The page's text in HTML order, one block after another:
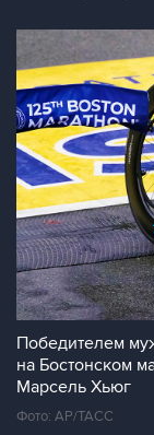
Победителем
на Бостонском
Марсель Хьюг
Фото: AP/ТАСС